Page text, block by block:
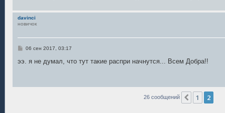
davinci
новичок
С
о
06 сен 2017, 03:17
ээ. я не думал, что тут такие распри начнутся... Всем Добра!!
26 сообщений Пред.
1 2